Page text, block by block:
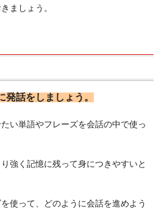
ましょう。
発話をしましょう。
い単語やフレーズを会話の中で使っ
強く記憶に残って身につきやすいと
使って、どのように会話を進めよう